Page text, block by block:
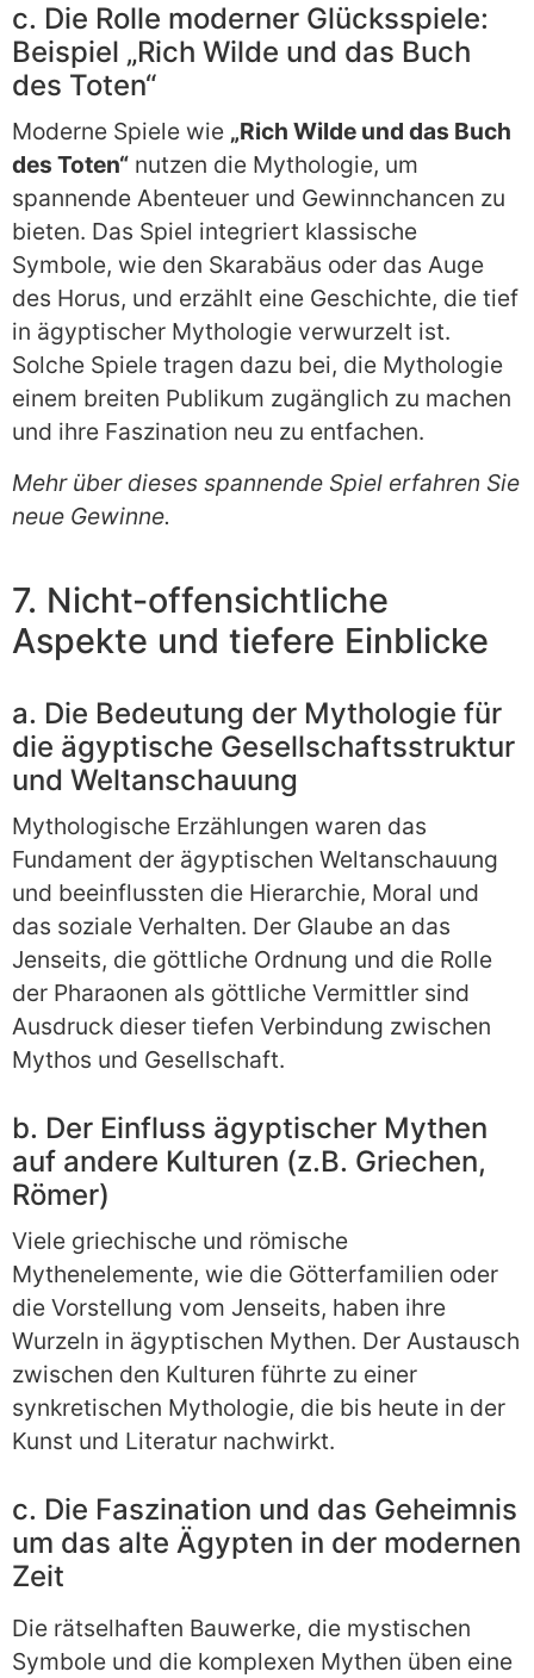
c. Die Rolle moderner Glücksspiele:
Beispiel „Rich Wilde und das Buch
des Toten“
Moderne Spiele wie „Rich Wilde und das Buch
des Toten“ nutzen die Mythologie, um
spannende Abenteuer und Gewinnchancen zu
bieten. Das Spiel integriert klassische
Symbole, wie den Skarabäus oder das Auge
des Horus, und erzählt eine Geschichte, die tief
in ägyptischer Mythologie verwurzelt ist.
Solche Spiele tragen dazu bei, die Mythologie
einem breiten Publikum zugänglich zu machen
und ihre Faszination neu zu entfachen.
Mehr über dieses spannende Spiel erfahren Sie
neue Gewinne.
7. Nicht-offensichtliche
Aspekte und tiefere Einblicke
a. Die Bedeutung der Mythologie für
die ägyptische Gesellschaftsstruktur
und Weltanschauung
Mythologische Erzählungen waren das
Fundament der ägyptischen Weltanschauung
und beeinflussten die Hierarchie, Moral und
das soziale Verhalten. Der Glaube an das
Jenseits, die göttliche Ordnung und die Rolle
der Pharaonen als göttliche Vermittler sind
Ausdruck dieser tiefen Verbindung zwischen
Mythos und Gesellschaft.
b. Der Einfluss ägyptischer Mythen
auf andere Kulturen (z.B. Griechen,
Römer)
Viele griechische und römische
Mythenelemente, wie die Götterfamilien oder
die Vorstellung vom Jenseits, haben ihre
Wurzeln in ägyptischen Mythen. Der Austausch
zwischen den Kulturen führte zu einer
synkretischen Mythologie, die bis heute in der
Kunst und Literatur nachwirkt.
c. Die Faszination und das Geheimnis
um das alte Ägypten in der modernen
Zeit
Die rätselhaften Bauwerke, die mystischen
Symbole und die komplexen Mythen üben eine